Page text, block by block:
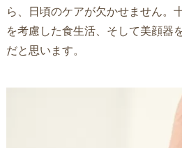
ら、日頃のケアが欠かせません。
を考慮した食生活、そして美顔器
だと思います。